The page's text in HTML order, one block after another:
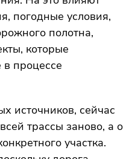
погодные условия,
полотна,
которые
в процессе
источников, сейчас
трассы заново, а о
участка.